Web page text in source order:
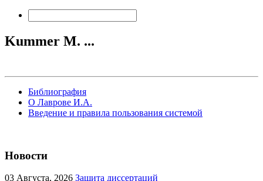
Kummer M. ...
Библиография
О Лаврове И.А.
Введение и правила пользования системой
Новости
03 Августа, 2026 Защита диссертаций